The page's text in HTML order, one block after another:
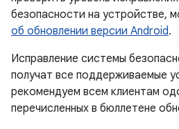
безопасности на устройстве,
об обновлении версии Android.
Исправление системы
получат все поддерживаемые
рекомендуем всем клиентам
перечисленных в бюллетене